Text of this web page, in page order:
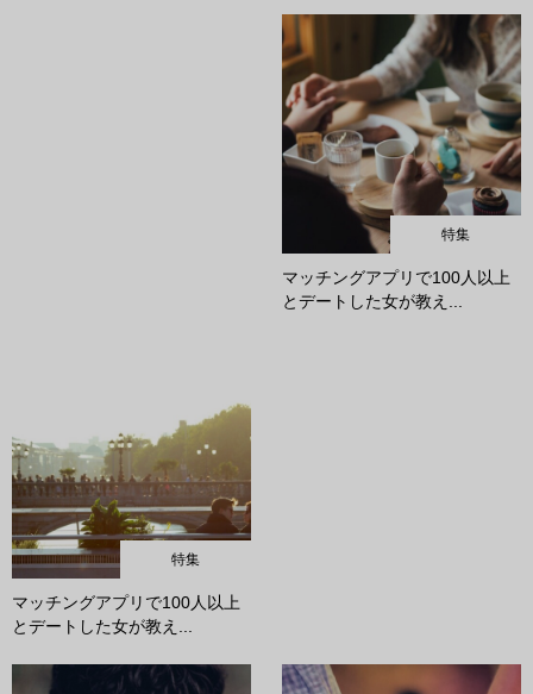
特集
マッチングアプリで100人以上
とデートした女が教え...
特集
マッチングアプリで100人以上
とデートした女が教え...